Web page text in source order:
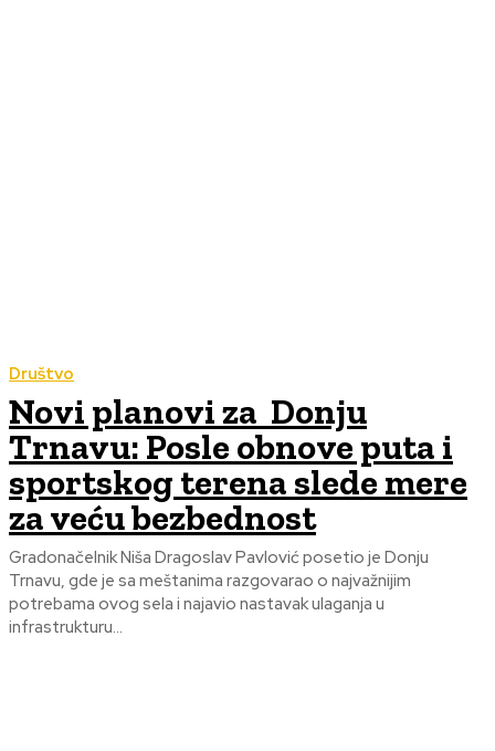
Društvo
Novi planovi za Donju
Trnavu: Posle obnove puta i
sportskog terena slede mere
za veću bezbednost
Gradonačelnik Niša Dragoslav Pavlović posetio je Donju
Trnavu, gde je sa meštanima razgovarao o najvažnijim
potrebama ovog sela i najavio nastavak ulaganja u
infrastrukturu...